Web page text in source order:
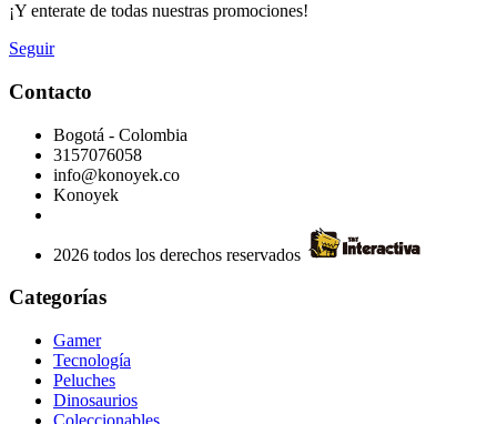
¡Y enterate de todas nuestras promociones!
Seguir
Contacto
Bogotá - Colombia
3157076058
info@konoyek.co
Konoyek
2026 todos los derechos reservados
Categorías
Gamer
Tecnología
Peluches
Dinosaurios
Coleccionables